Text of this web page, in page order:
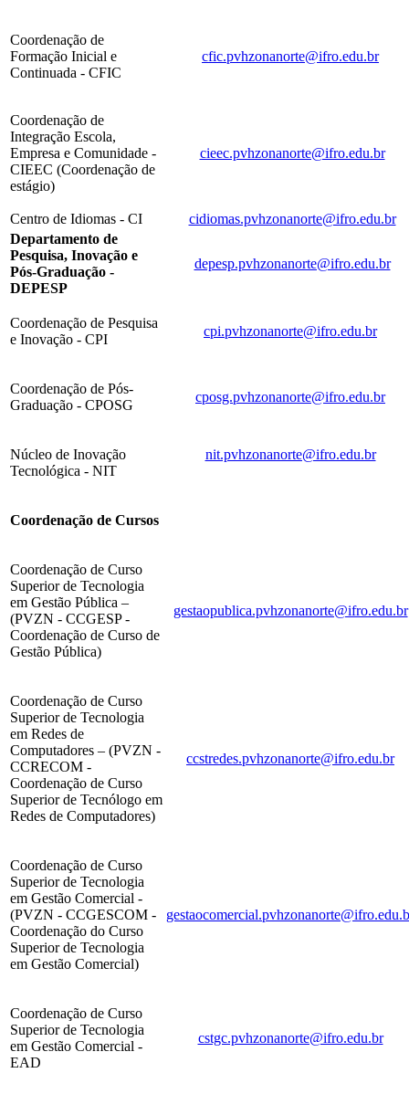
Coordenação de
Formação Inicial e
Continuada - CFIC
cfic.pvhzonanorte@ifro.edu.br
Coordenação de
Integração Escola,
Empresa e Comunidade -
CIEEC (Coordenação de
estágio)
cieec.pvhzonanorte@ifro.edu.br
Centro de Idiomas - CI
cidiomas.pvhzonanorte@ifro.edu.br
Departamento de
Pesquisa, Inovação e
Pós-Graduação -
DEPESP
depesp.pvhzonanorte@ifro.edu.br
Coordenação de Pesquisa
e Inovação - CPI
cpi.pvhzonanorte@ifro.edu.br
Coordenação de Pós-
Graduação - CPOSG
cposg.pvhzonanorte@ifro.edu.br
Núcleo de Inovação
Tecnológica - NIT
nit.pvhzonanorte@ifro.edu.br
Coordenação de Cursos
Coordenação de Curso
Superior de Tecnologia
em Gestão Pública –
(PVZN - CCGESP -
Coordenação de Curso de
Gestão Pública)
gestaopublica.pvhzonanorte@ifro.edu.br
Coordenação de Curso
Superior de Tecnologia
em Redes de
Computadores – (PVZN -
CCRECOM -
Coordenação de Curso
Superior de Tecnólogo em
Redes de Computadores)
ccstredes.pvhzonanorte@ifro.edu.br
Coordenação de Curso
Superior de Tecnologia
em Gestão Comercial -
(PVZN - CCGESCOM -
Coordenação do Curso
Superior de Tecnologia
em Gestão Comercial)
Coordenação de Curso
Superior de Tecnologia
em Gestão Comercial -
EAD
cstgc.pvhzonanorte@ifro.edu.br